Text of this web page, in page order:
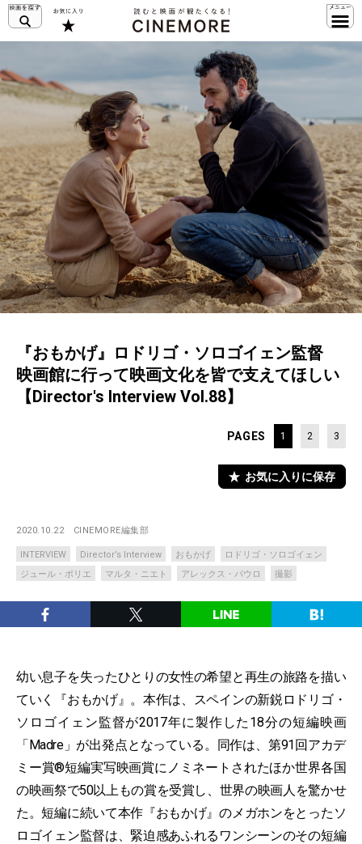
『おもかげ』ロドリゴ・ソロゴイェン監督
映画館に行って映画文化を皆で支えてほしい
【Director's Interview Vol.88】
PAGES 1 2 3
お気に入りに保存
2020.10.22 CINEMORE編集部
INTERVIEW Director’s Interview おもかげ
ロドリゴ・ソロゴイェン
ジュール・ポリエ
マルタ・ニエト アレックス・パウロ 撮影
幼い息子を失ったひとりの女性の希望と再生の旅路を描い
ていく『おもかげ』。本作は、スペインの新鋭ロドリゴ・
ソロゴイェン監督が2017年に製作した18分の短編映画
「Madre」が出発点となっている。同作は、第91回アカデ
ミー賞®短編実写映画賞にノミネートされたほか世界各国
の映画祭で50以上もの賞を受賞し、世界の映画人を驚かせ
た。短編に続いて本作『おもかげ』のメガホンをとったソ
ロゴイェン監督は、緊迫感あふれるワンシーンのその短編